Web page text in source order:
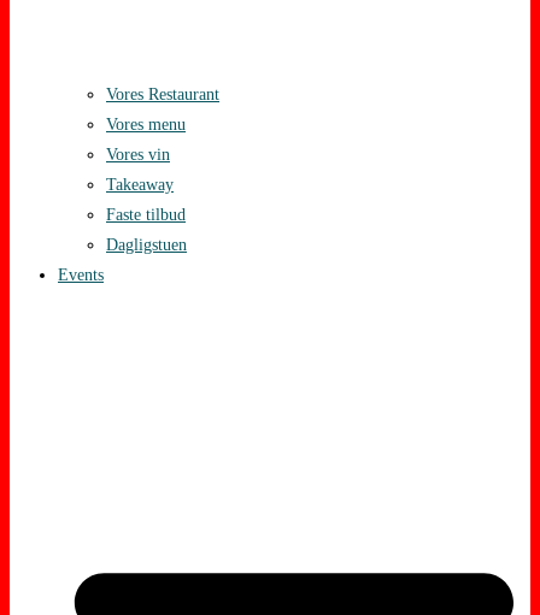
Vores Restaurant
Vores menu
Vores vin
Takeaway
Faste tilbud
Dagligstuen
Events